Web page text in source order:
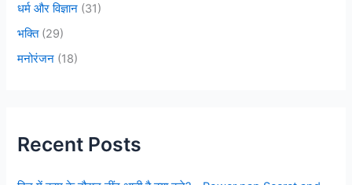
धर्म और विज्ञान (31)
भक्ति(29)
मनोरंजन (18)
Recent Posts